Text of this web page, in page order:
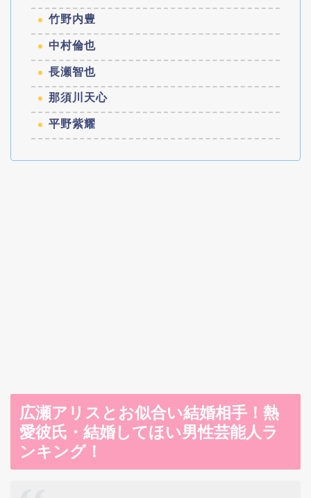
竹野内豊
中村倫也
長瀬智也
那須川天心
平野紫耀
広瀬アリスとお似合い結婚相手！熱
愛彼氏・結婚してほい男性芸能人ラ
ンキング！